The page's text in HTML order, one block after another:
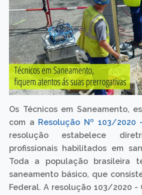
Os Técnicos em Saneamento,
com a Resolução Nº 103/2020
resolução estabelece
profissionais habilitados em
Toda a população brasileira
saneamento básico, que
Federal. A resolução 103/2020 -